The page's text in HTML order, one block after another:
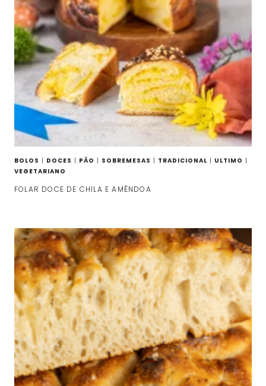
BOLOS | DOCES | PÃO | SOBREMESAS | TRADICIONAL | ULTIMO |
VEGETARIANO
FOLAR DOCE DE CHILA E AMÊNDOA